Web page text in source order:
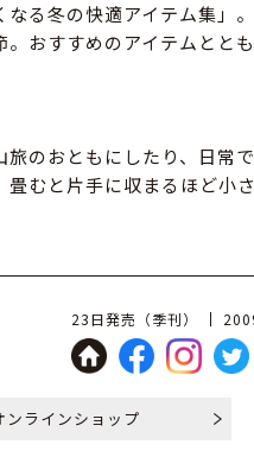
る冬の快適アイテム集」
おすすめのアイテムとと
のおともにしたり、日常
むと片手に収まるほど小
23日発売（季刊）
ンラインショップ